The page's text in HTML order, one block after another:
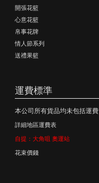
開張花籃
心意花籃
帛事花牌
情人節系列
送禮果籃
運費標準
本公司所有貨品均未包括運費
詳細地區運費表
自提：大角咀 奧運站
花束價錢